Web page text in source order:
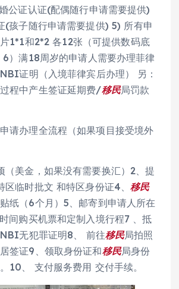
公证认证(配偶随行申请需要提供)
(孩子随行申请需要提供) 5) 所有申
1*1和2*2 各12张（可提供数码底
6）满18周岁的申请人需要办理菲律
证明（入境菲律宾后办理） 另：
程中产生签证延期费/移民局罚款
请办理全流程（如果项目接受境外
（美金，如果没有需要换汇）2、提
区临时批文 和特区身份证4、移民
纸（6个月）5、邮寄到申请人所在
间购买机票和定制入境行程7 、抵
无犯罪证明8、 前往移民局拍照
签证9、领取身份证和移民局身份
10、 支付服务费用 交付手续。